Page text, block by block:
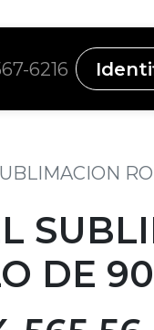
6216
DE